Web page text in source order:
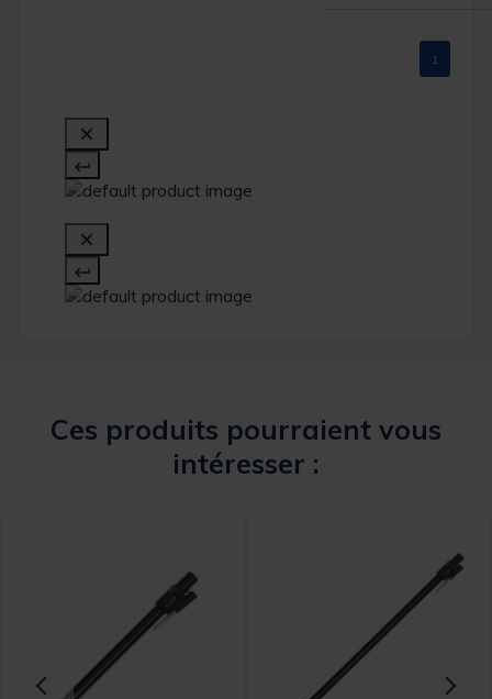
1
Ces produits pourraient vous
intéresser :